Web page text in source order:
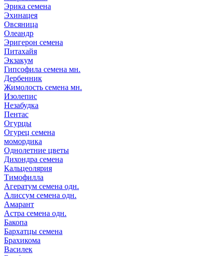
Эрика семена
Эхинацея
Овсяница
Олеандр
Эригерон семена
Питахайя
Экзакум
Гипсофила семена мн.
Дербенник
Жимолость семена мн.
Изолепис
Незабудка
Пентас
Огурцы
Огурец семена
момордика
Однолетние цветы
Дихондра семена
Кальцеолярия
Тимофилла
Агератум семена одн.
Алиссум семена одн.
Амарант
Астра семена одн.
Бакопа
Бархатцы семена
Брахикома
Василек